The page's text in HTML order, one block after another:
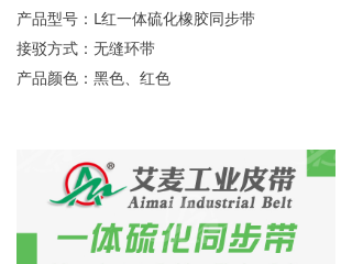
产品型号：L红一体硫化橡胶同步带
接驳方式：无缝环带
产品颜色：黑色、红色